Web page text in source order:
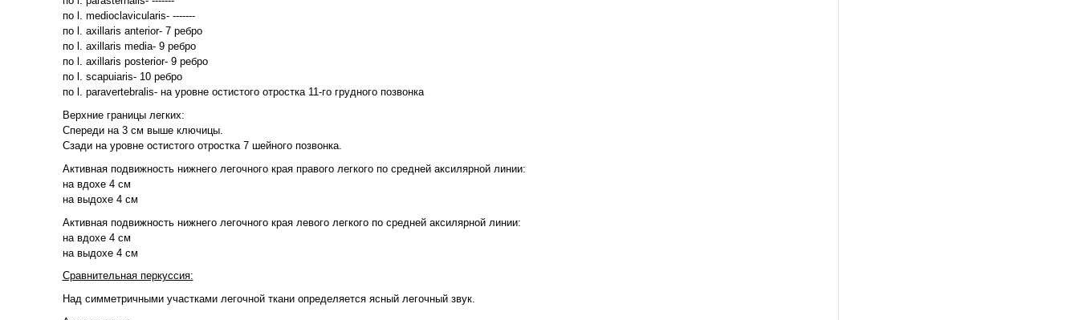
по l. medioclavicularis- -------
по l. axillaris anterior- 7 ребро
по l. axillaris media- 9 ребро
по l. axillaris posterior- 9 ребро
по l. scapuiaris- 10 ребро
по l. paravertebralis- на уровне остистого отростка 11-го грудного позвонка
Верхние границы легких:
Спереди на 3 см выше ключицы.
Сзади на уровне остистого отростка 7 шейного позвонка.
Активная подвижность нижнего легочного края правого легкого по средней аксилярной линии:
на вдохе 4 см
на выдохе 4 см
Активная подвижность нижнего легочного края левого легкого по средней аксилярной линии:
на вдохе 4 см
на выдохе 4 см
Сравнительная перкуссия:
Над симметричными участками легочной ткани определяется ясный легочный звук.